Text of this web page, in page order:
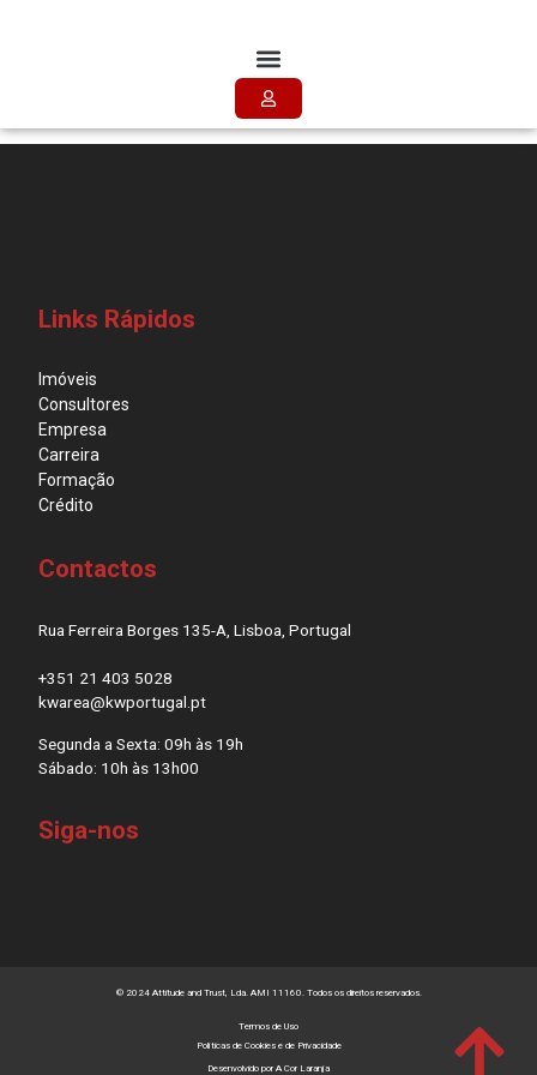
Subgrupos:
Apresentações
Links Rápidos
Imóveis
Consultores
Empresa
Carreira
Formação
Crédito
Contactos
Rua Ferreira Borges 135-A, Lisboa, Portugal
+351 21 403 5028
kwarea@kwportugal.pt
Segunda a Sexta: 09h às 19h
Sábado: 10h às 13h00
Siga-nos
© 2024 Attitude and Trust, Lda. AMI 11160. Todos os direitos reservados.
Termos de Uso
Políticas de Cookiese de Privacidade
Desenvolvido por A Cor Laranja